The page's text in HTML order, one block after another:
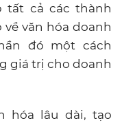
tất cả các thành
văn hóa doanh
đó một cách
giá trị cho doanh
hóa lâu dài, tạo